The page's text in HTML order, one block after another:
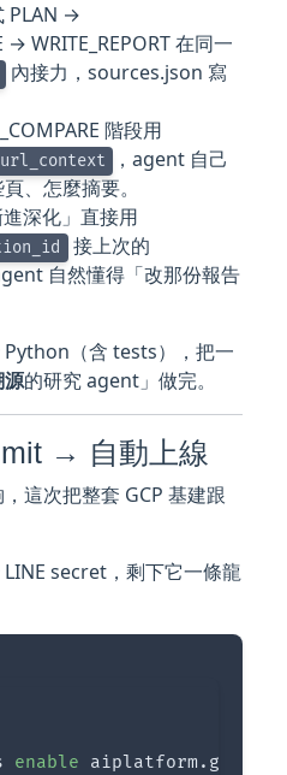
PLAN →
→ WRITE_REPORT 在同一
內接力，sources.json 寫
階段用
url_context
，agent 自己
、怎麼摘要。
進深化」直接用
接上次的
自然懂得「改那份報告
（含 tests），把一
源的研究 agent」做完。
→ 自動上線
這次把整套 GCP 基建跟
secret，剩下它一條龍
enable